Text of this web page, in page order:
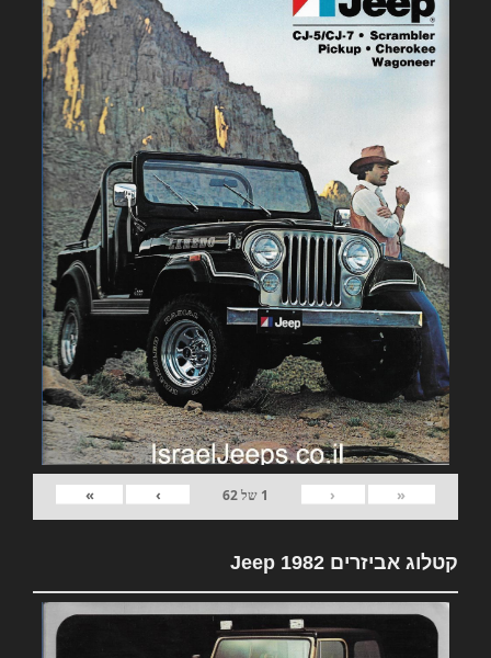
«
‹
1 של62
›
»
קטלוג אביזרים 1982 Jeep